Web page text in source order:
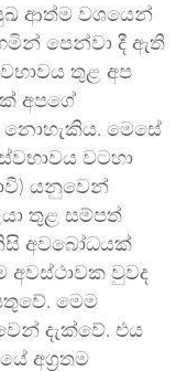
ආත්ම වශයෙන්
පෙන්වා දී ඇති
තුළ අප
අපගේ
මෙසේ
වටහා
යනුවෙන්
තුළ සම්පත්
අවබෝධයක්
අවස්ථාවක වුවද
මෙම
දැක්වේ. එය
අග්‍රතම